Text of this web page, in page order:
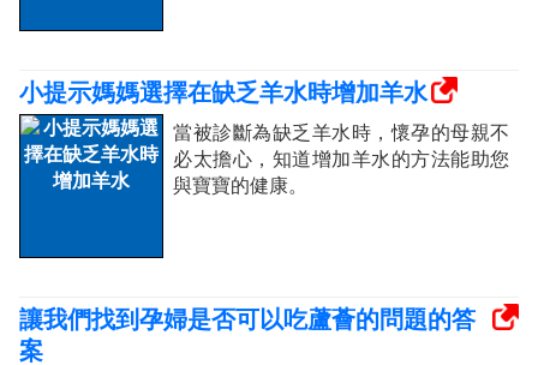
小提示媽媽選擇在缺乏羊水時增加羊水
當被診斷為缺乏羊水時，懷孕的母親不
必太擔心，知道增加羊水的方法能助您
與寶寶的健康。
讓我們找到孕婦是否可以吃蘆薈的問題的答
案